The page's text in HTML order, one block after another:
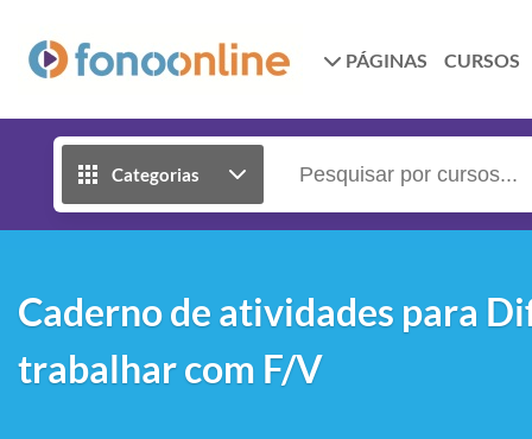
PÁGINAS CURSOS
Categorias
Caderno de atividades para
trabalhar com F/V